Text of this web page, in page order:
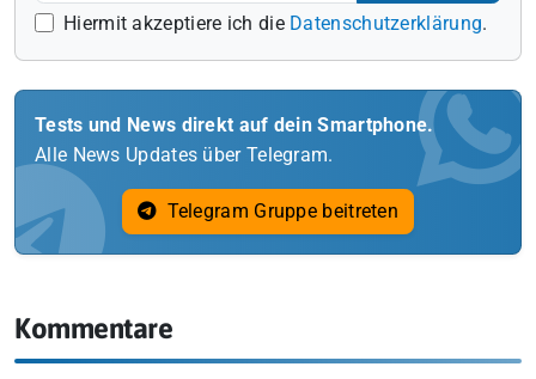
Hiermit akzeptiere ich die Datenschutzerklärung.
Tests und News direkt auf dein Smartphone.
Alle News Updates über Telegram.
Telegram Gruppe beitreten
Kommentare